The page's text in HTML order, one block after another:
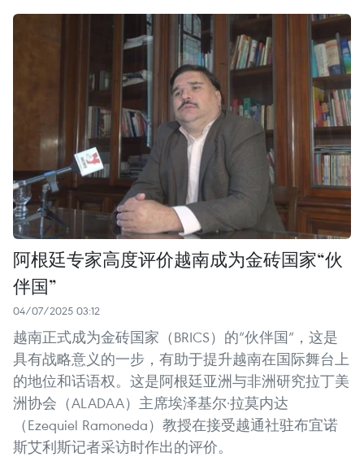
阿根廷专家高度评价越南成为金砖国家“伙
伴国”
04/07/2025 03:12
越南正式成为金砖国家（BRICS）的“伙伴国”，这是
具有战略意义的一步，有助于提升越南在国际舞台上
的地位和话语权。这是阿根廷亚洲与非洲研究拉丁美
洲协会（ALADAA）主席埃泽基尔·拉莫内达
（Ezequiel Ramoneda）教授在接受越通社驻布宜诺
斯艾利斯记者采访时作出的评价。